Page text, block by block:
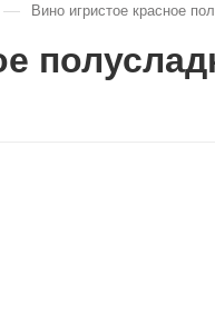
— Вино игристое красное